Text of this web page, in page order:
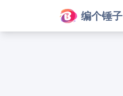
编个锤子